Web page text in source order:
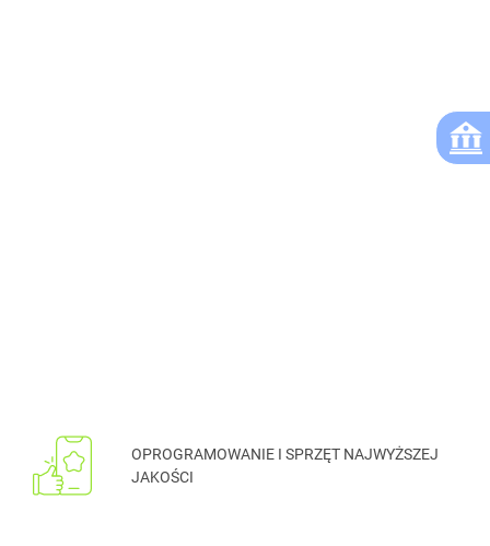
OPROGRAMOWANIE I SPRZĘT NAJWYŻSZEJ
JAKOŚCI